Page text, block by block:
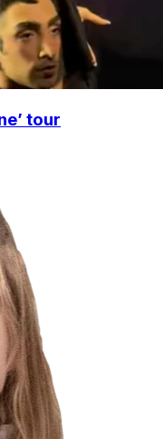
tour